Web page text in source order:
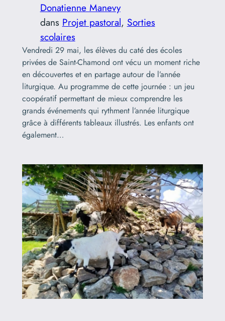
Donatienne Manevy
dans Projet pastoral, Sorties
scolaires
Vendredi 29 mai, les élèves du caté des écoles
privées de Saint-Chamond ont vécu un moment riche
en découvertes et en partage autour de l’année
liturgique. Au programme de cette journée : un jeu
coopératif permettant de mieux comprendre les
grands événements qui rythment l’année liturgique
grâce à différents tableaux illustrés. Les enfants ont
également…